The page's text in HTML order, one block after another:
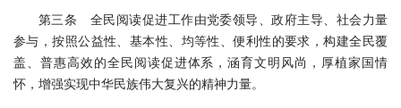
第三条 全民阅读促进工作由党委领导、政府主导、社会力量
参与，按照公益性、基本性、均等性、便利性的要求，构建全民覆
盖、普惠高效的全民阅读促进体系，涵育文明风尚，厚植家国情
怀，增强实现中华民族伟大复兴的精神力量。